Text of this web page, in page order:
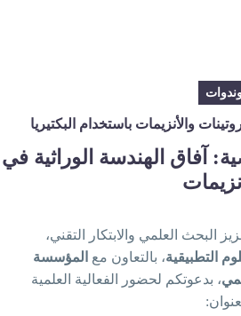
والأنزيمات باستخدام البكتيريا
آفاق الهندسة الوراثية في
البحث العلمي والابتكار التقني،
التطبيقية، بالتعاون مع المؤسسة
، بدعوتكم لحضور الفعالية العلمية